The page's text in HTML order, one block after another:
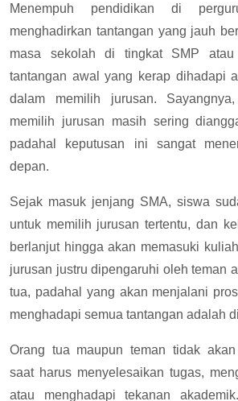
Menempuh pendidikan di
menghadirkan tantangan yang jauh
masa sekolah di tingkat SMP
tantangan awal yang kerap dihadapi
dalam memilih jurusan.
memilih jurusan masih sering
padahal keputusan ini sangat
depan.
Sejak masuk jenjang SMA, siswa
untuk memilih jurusan tertentu, dan
berlanjut hingga akan memasuki
jurusan justru dipengaruhi oleh teman
tua, padahal yang akan menjalani
menghadapi semua tantangan adalah
Orang tua maupun teman tidak
saat harus menyelesaikan tugas,
atau menghadapi tekanan